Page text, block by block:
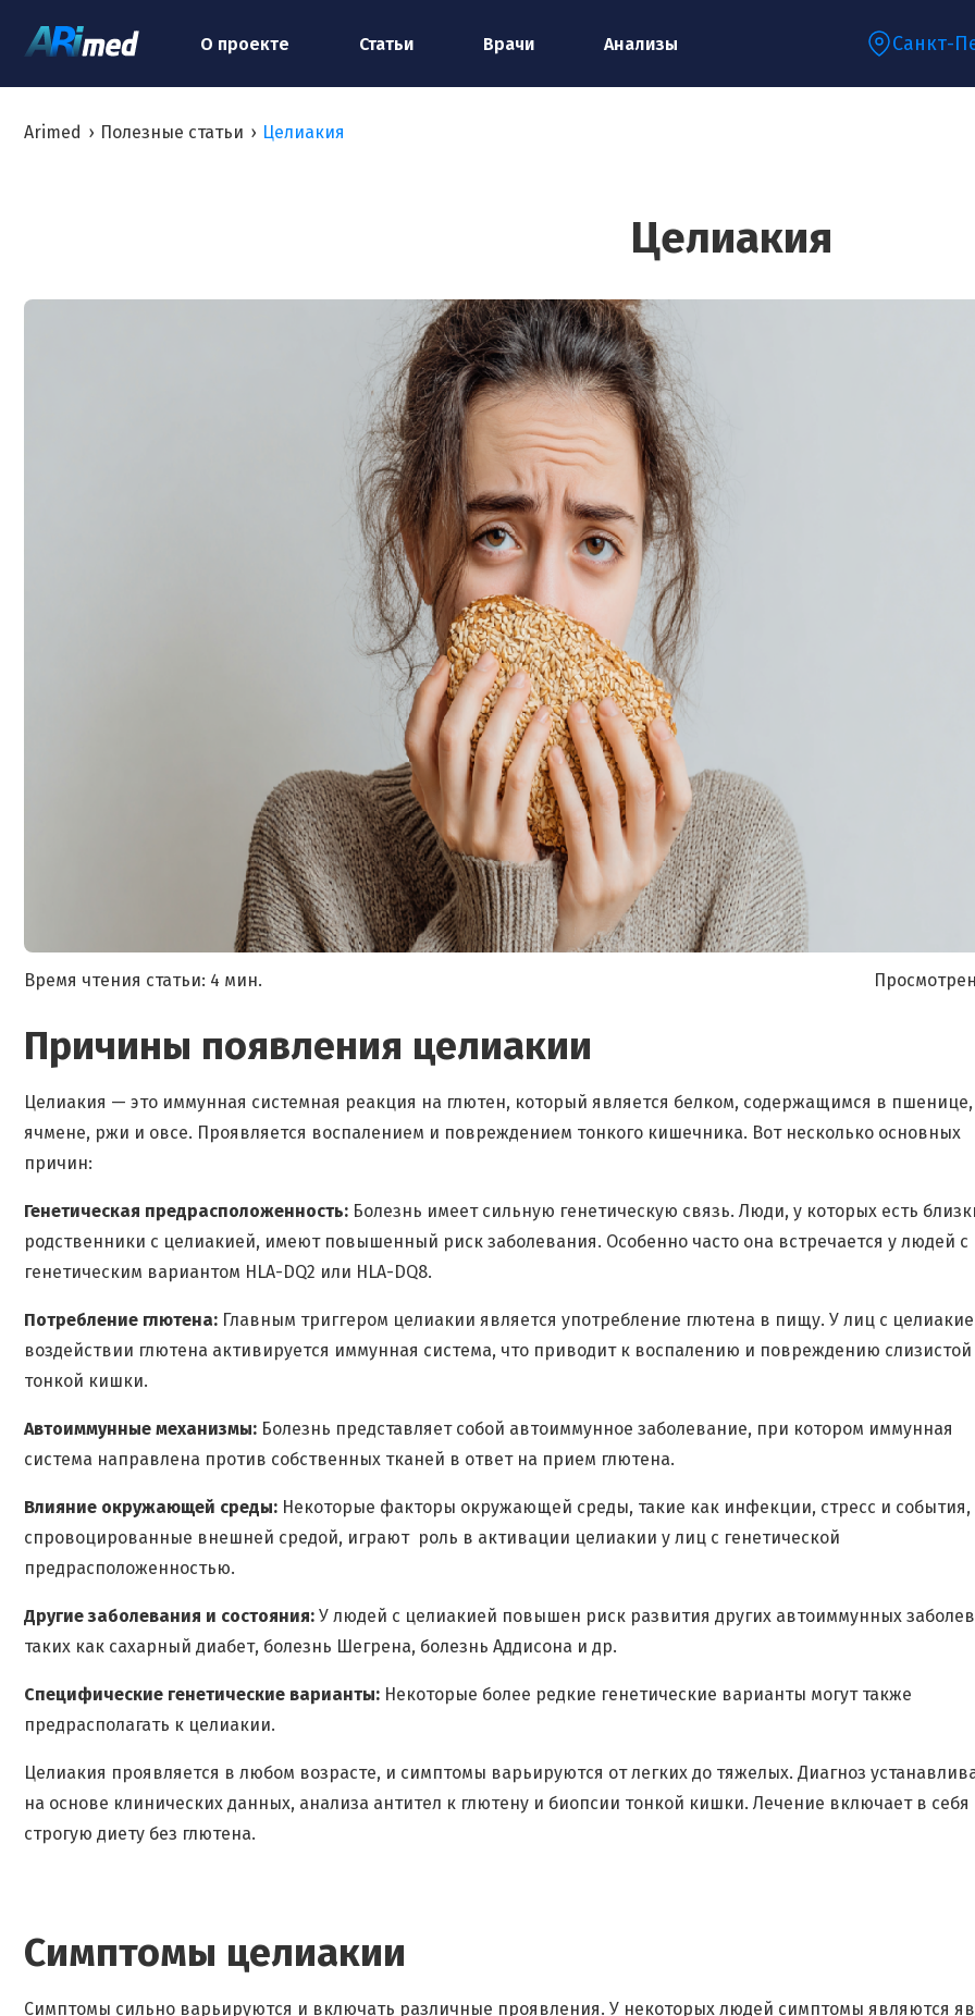
О проекте Статьи Врачи Анализы Санкт-
Arimed › Полезные статьи › Целиакия
Целиакия
Время чтения статьи: 4 мин.
Причины появления целиакии
Целиакия — это иммунная системная реакция на глютен, который является белком, содержащимся в пшенице,
ячмене, ржи и овсе. Проявляется воспалением и повреждением тонкого кишечника. Вот несколько основных
причин:
Генетическая предрасположенность: Болезнь имеет сильную генетическую связь. Люди, у которых есть
родственники с целиакией, имеют повышенный риск заболевания. Особенно часто она встречается у людей с
генетическим вариантом HLA-DQ2 или HLA-DQ8.
Потребление глютена: Главным триггером целиакии является употребление глютена в пищу. У лиц с
воздействии глютена активируется иммунная система, что приводит к воспалению и повреждению слизистой
тонкой кишки.
Автоиммунные механизмы: Болезнь представляет собой автоиммунное заболевание, при котором иммунная
система направлена против собственных тканей в ответ на прием глютена.
Влияние окружающей среды: Некоторые факторы окружающей среды, такие как инфекции, стресс и события,
спровоцированные внешней средой, играют роль в активации целиакии у лиц с генетической
предрасположенностью.
Другие заболевания и состояния: У людей с целиакией повышен риск развития других автоиммунных
таких как сахарный диабет, болезнь Шегрена, болезнь Аддисона и др.
Специфические генетические варианты: Некоторые более редкие генетические варианты могут также
предрасполагать к целиакии.
Целиакия проявляется в любом возрасте, и симптомы варьируются от легких до тяжелых. Диагноз
на основе клинических данных, анализа антител к глютену и биопсии тонкой кишки. Лечение включает в себя
строгую диету без глютена.
Симптомы целиакии
Симптомы сильно варьируются и включать различные проявления. У некоторых людей симптомы являются
Ваш телефон:*
Ваш e-mail:*
Я согласен наобработку моих персональных данных